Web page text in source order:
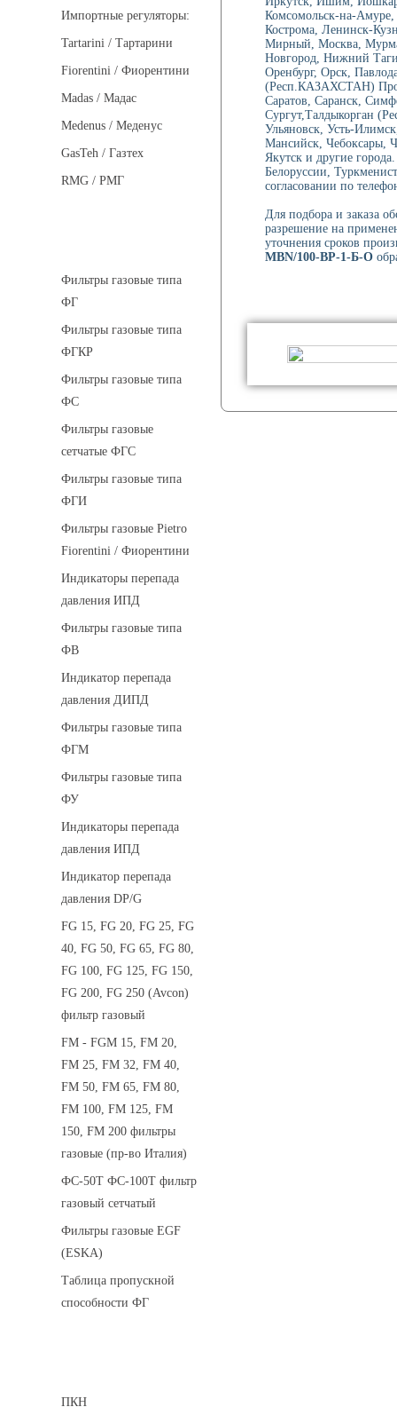
Импортные регуляторы:
Tartarini / Тартарини
Fiorentini / Фиорентини
Madas / Мадас
Medenus / Меденус
GasTeh / Газтех
RMG / РМГ
Фильтры газовые типа
ФГ
Фильтры газовые типа
ФГКР
Фильтры газовые типа
ФС
Фильтры газовые
сетчатые ФГС
Фильтры газовые типа
ФГИ
Фильтры газовые Pietro
Fiorentini / Фиорентини
Индикаторы перепада
давления ИПД
Фильтры газовые типа
ФВ
Индикатор перепада
давления ДИПД
Фильтры газовые типа
ФГМ
Фильтры газовые типа
ФУ
Индикаторы перепада
давления ИПД
Индикатор перепада
давления DP/G
FG 15, FG 20, FG 25, FG
40, FG 50, FG 65, FG 80,
FG 100, FG 125, FG 150,
FG 200, FG 250 (Avcon)
фильтр газовый
FM - FGM 15, FM 20,
FM 25, FM 32, FM 40,
FM 50, FM 65, FM 80,
FM 100, FM 125, FM
150, FM 200 фильтры
газовые (пр-во Италия)
ФС-50Т ФС-100Т фильтр
газовый сетчатый
Фильтры газовые EGF
(ESKA)
Таблица пропускной
способности ФГ
ПКН
Комсомольск-на-
Кострома, Ленинск-
Мирный, Москва,
Новгород, Нижний
Оренбург, Орск,
(Респ.КАЗАХСТАН)
Саратов, Саранск,
Сургут,Талдыкорган
Ульяновск, Усть-
Мансийск, Чебоксары,
Якутск и другие
Белоруссии,
согласовании по
Для подбора и заказа
разрешение на
уточнения сроков
MBN/100-BP-1-Б-O